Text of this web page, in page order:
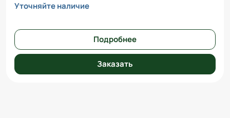
Уточняйте наличие
Подробнее
Заказать